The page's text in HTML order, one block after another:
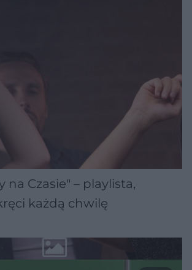
na Czasie" – playlista,
każdą chwilę